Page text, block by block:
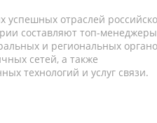
успешных отраслей
составляют топ-
и региональных
сетей, а также
технологий и услуг связи.